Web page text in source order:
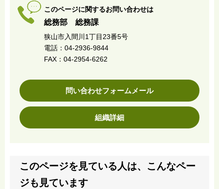
このページに関するお問い合わせは
総務部 総務課
狭山市入間川1丁目23番5号
電話：04-2936-9844
FAX：04-2954-6262
問い合わせフォームメール
組織詳細
このページを見ている人は、こんなペー
ジも見ています